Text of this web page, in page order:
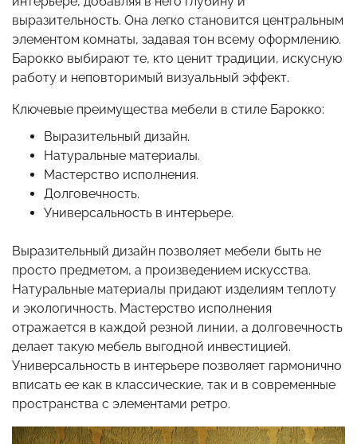
выразительность. Она легко становится центральным
элементом комнаты, задавая тон всему оформлению.
Барокко выбирают те, кто ценит традиции, искусную
работу и неповторимый визуальный эффект.
Ключевые преимущества мебели в стиле Барокко:
Выразительный дизайн.
Натуральные материалы.
Мастерство исполнения.
Долговечность.
Универсальность в интерьере.
Выразительный дизайн позволяет мебели быть не
просто предметом, а произведением искусства.
Натуральные материалы придают изделиям теплоту
и экологичность. Мастерство исполнения
отражается в каждой резной линии, а долговечность
делает такую мебель выгодной инвестицией.
Универсальность в интерьере позволяет гармонично
вписать ее как в классические, так и в современные
пространства с элементами ретро.